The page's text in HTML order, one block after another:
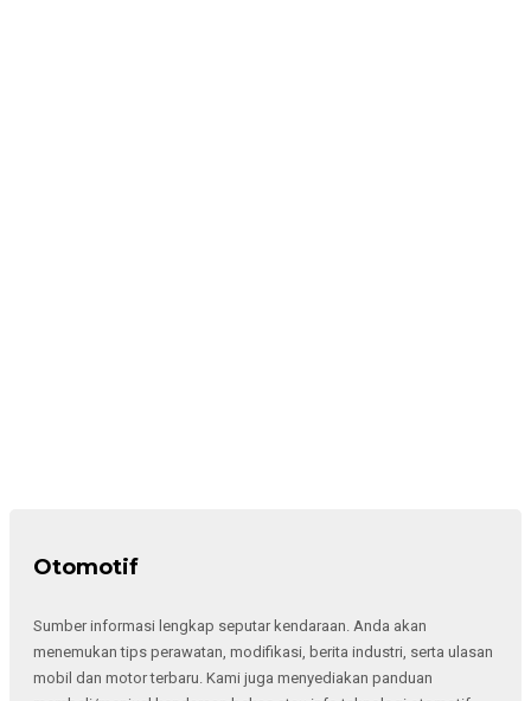
Otomotif
Sumber informasi lengkap seputar kendaraan. Anda akan
menemukan tips perawatan, modifikasi, berita industri, serta ulasan
mobil dan motor terbaru. Kami juga menyediakan panduan